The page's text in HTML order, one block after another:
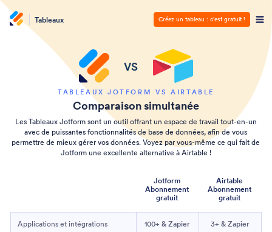
Tableaux Créez un tableau : c'est gratuit !
VS
TABLEAUX JOTFORM VS AIRTABLE
Comparaison simultanée
Les Tableaux Jotform sont un outil offrant un espace de travail tout-en-un
avec de puissantes fonctionnalités de base de données, afin de vous
permettre de mieux gérer vos données. Voyez par vous-même ce qui fait de
Jotform une excellente alternative à Airtable !
Jotform
Abonnement
gratuit
Airtable
Abonnement
gratuit
Applications et intégrations 100+ & Zapier 3+ & Zapier